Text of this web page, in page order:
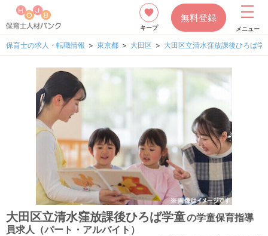
キープ
無料登録
メニュー
保育士の求人・転職情報 東京都 大田区 大田区立清水窪放課後ひろば学
大田区立清水窪放課後ひろば学童の学童保育指導
員求人（パート・アルバイト）